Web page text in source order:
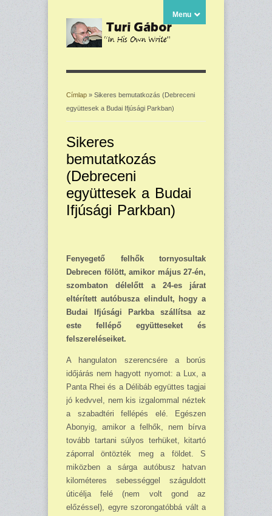
Menu
Jelenlegi hely
Címlap » Sikeres bemutatkozás (Debreceni
együttesek a Budai Ifjúsági Parkban)
Sikeres
bemutatkozás
(Debreceni
együttesek a Budai
Ifjúsági Parkban)
Fenyegető felhők tornyosultak
Debrecen fölött, amikor május 27-én,
szombaton délelőtt a 24-es járat
eltérített autóbusza elindult, hogy a
Budai Ifjúsági Parkba szállítsa az
este fellépő együtteseket és
felszereléseiket.
A hangulaton szerencsére a borús
időjárás nem hagyott nyomot: a Lux, a
Panta Rhei és a Délibáb együttes tagjai
jó kedvvel, nem kis izgalommal néztek
a szabadtéri fellépés elé. Egészen
Abonyig, amikor a felhők, nem bírva
tovább tartani súlyos terhüket, kitartó
záporral öntözték meg a földet. S
miközben a sárga autóbusz hatvan
kilométeres sebességgel száguldott
úticélja felé (nem volt gond az
előzéssel), egyre szo­rongatóbbá vált a